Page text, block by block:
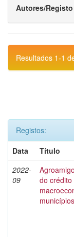
Autores/Registo
Resultados 1-1
Registos:
Data
Título
2022-
09
do
municípios